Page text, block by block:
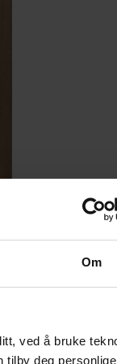
Om
ved å bruke
tilby deg personlige
. Merk at
nærmere påBosch